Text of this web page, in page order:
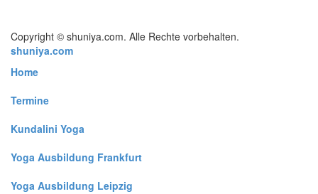
Copyright © shuniya.com. Alle Rechte vorbehalten.
shuniya.com
Home
Termine
Kundalini Yoga
Yoga Ausbildung Frankfurt
Yoga Ausbildung Leipzig